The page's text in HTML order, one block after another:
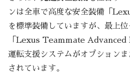
ンは全車で高度な安全装備「
を標準装備していますが、最上
「Lexus Teammate Advanced
運転支援システムがオプション
されています。